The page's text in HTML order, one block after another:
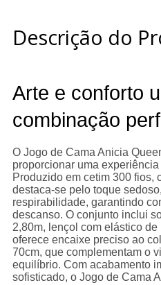
Descrição do
Arte e conforto
combinação
O Jogo de Cama Anicia
proporcionar uma
Produzido em cetim 300 fios,
destaca-se pelo toque
respirabilidade, garantindo
descanso. O conjunto inclui
2,80m, lençol com elástico
oferece encaixe preciso ao
70cm, que complementam o
equilíbrio. Com acabamento
sofisticado, o Jogo de Cama